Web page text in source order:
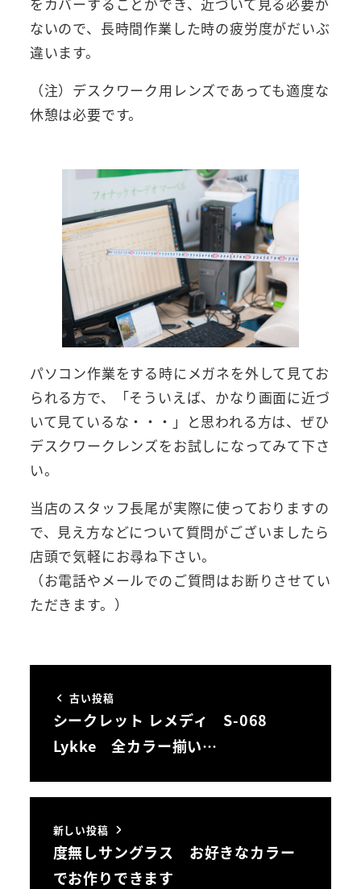
ないので、長時間作業した時の疲労度がだいぶ
違います。
（注）デスクワーク用レンズであっても適度な
休憩は必要です。
パソコン作業をする時にメガネを外して見てお
られる方で、「そういえば、かなり画面に近づ
いて見ているな・・・」と思われる方は、ぜひ
デスクワークレンズをお試しになってみて下さ
い。
当店のスタッフ長尾が実際に使っておりますの
で、見え方などについて質問がございましたら
店頭で気軽にお尋ね下さい。
（お電話やメールでのご質問はお断りさせてい
ただきます。）
古い投稿
シークレット レメディ S-068
Lykke 全カラー揃い…
新しい投稿
度無しサングラス お好きなカラー
でお作りできます